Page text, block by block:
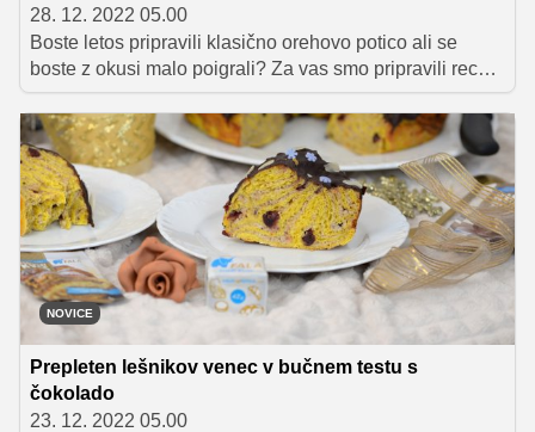
28. 12. 2022 05.00
Boste letos pripravili klasično orehovo potico ali se
boste z okusi malo poigrali? Za vas smo pripravili recept
za božansko dobro kokosovo potico z marmelado in
čokolado, ki bo zagotovo vaša domača uspešnica!
NOVICE
Prepleten lešnikov venec v bučnem testu s
čokolado
23. 12. 2022 05.00